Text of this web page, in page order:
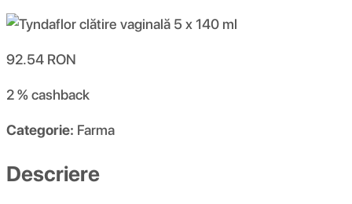
92.54 RON
2 %cashback
Categorie: Farma
Descriere